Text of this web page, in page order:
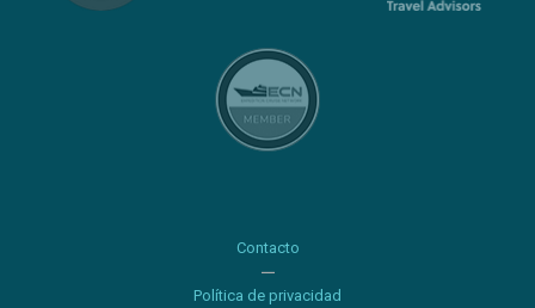
Contacto
Política de privacidad